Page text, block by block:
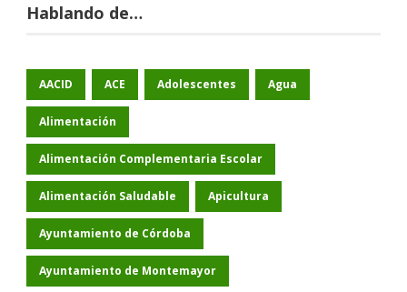
Hablando de…
AACID ACE Adolescentes Agua
Alimentación
Alimentación Complementaria Escolar
Alimentación Saludable Apicultura
Ayuntamiento de Córdoba
Ayuntamiento de Montemayor